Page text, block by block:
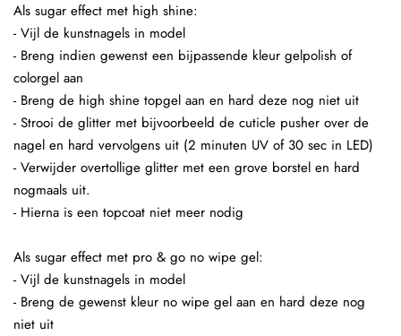
Als sugar effect met high shine:
- Vijl de kunstnagels in model
- Breng indien gewenst een bijpassende kleur gelpolish of
colorgel aan
- Breng de high shine topgel aan en hard deze nog niet uit
- Strooi de glitter met bijvoorbeeld de cuticle pusher over de
nagel en hard vervolgens uit (2 minuten UV of 30 sec in LED)
- Verwijder overtollige glitter met een grove borstel en hard
nogmaals uit.
- Hierna is een topcoat niet meer nodig
Als sugar effect met pro & go no wipe gel:
- Vijl de kunstnagels in model
- Breng de gewenst kleur no wipe gel aan en hard deze nog
niet uit